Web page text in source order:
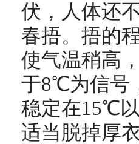
伏，人体还
春捂。捂的
使气温稍高
于8℃为信号
稳定在15℃
适当脱掉厚